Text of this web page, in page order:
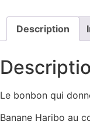
Description
Le bonbon qui
Banane Haribo au